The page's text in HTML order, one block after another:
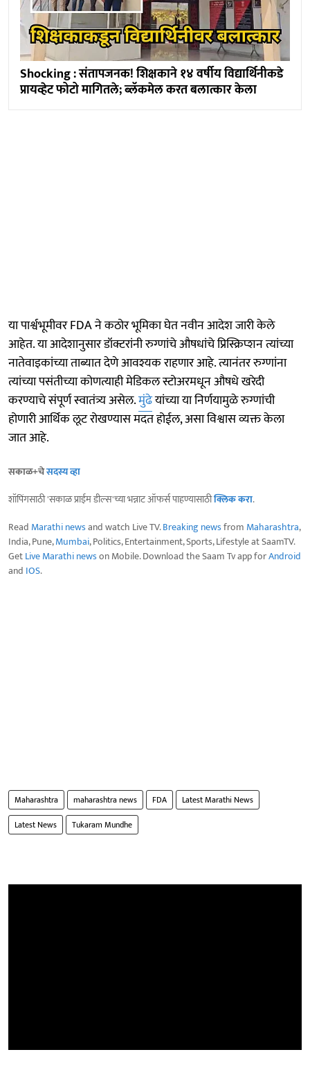
Shocking : संतापजनक! शिक्षकाने १४ वर्षीय विद्यार्थिनीकडे
प्रायव्हेट फोटो मागितले; ब्लॅकमेल करत बलात्कार केला
या पार्श्वभूमीवर FDA ने कठोर भूमिका घेत नवीन आदेश जारी केले
आहेत. या आदेशानुसार डॉक्टरांनी रुग्णांचे औषधांचे प्रिस्क्रिप्शन त्यांच्या
नातेवाइकांच्या ताब्यात देणे आवश्यक राहणार आहे. त्यानंतर रुग्णांना
त्यांच्या पसंतीच्या कोणत्याही मेडिकल स्टोअरमधून औषधे खरेदी
करण्याचे संपूर्ण स्वातंत्र्य असेल.मुंढेयांच्या या निर्णयामुळे रुग्णांची
होणारी आर्थिक लूट रोखण्यास मदत होईल, असा विश्वास व्यक्त केला
जात आहे.
सकाळ+चेसदस्य व्हा
शॉपिंगसाठी 'सकाळ प्राईम डील्स'च्या भन्नाट ऑफर्स पाहण्यासाठीक्लिक करा.
Read Marathi newsand watch Live TV.Breaking newsfrom Maharashtra,
India, Pune,Mumbai, Politics, Entertainment, Sports, Lifestyle at SaamTV.
GetLive Marathi newson Mobile. Download the Saam Tv app forAndroid
and IOS.
Maharashtra maharashtra news FDA
Latest Marathi News
Latest News
Tukaram Mundhe